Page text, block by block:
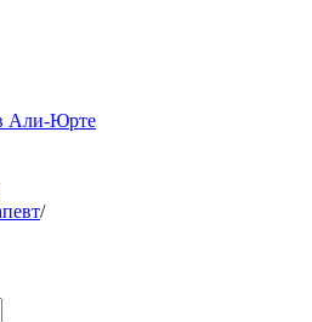
Али-Юрте
/